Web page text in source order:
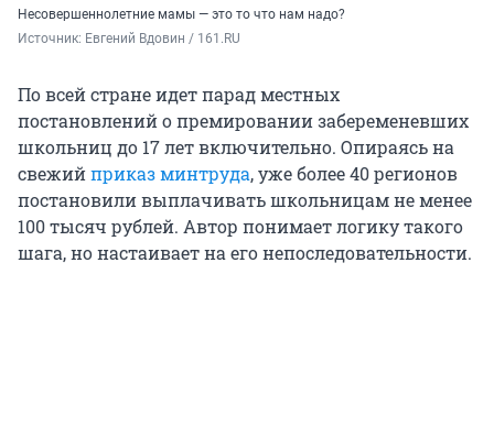
Несовершеннолетние мамы — это то что нам надо?
Источник: Евгений Вдовин / 161.RU
По всей стране идет парад местных
постановлений о премировании забеременевших
школьниц до 17 лет включительно. Опираясь на
свежийприказ минтруда, уже более 40 регионов
постановили выплачивать школьницам не менее
100 тысяч рублей. Автор понимает логику такого
шага, но настаивает на его непоследовательности.